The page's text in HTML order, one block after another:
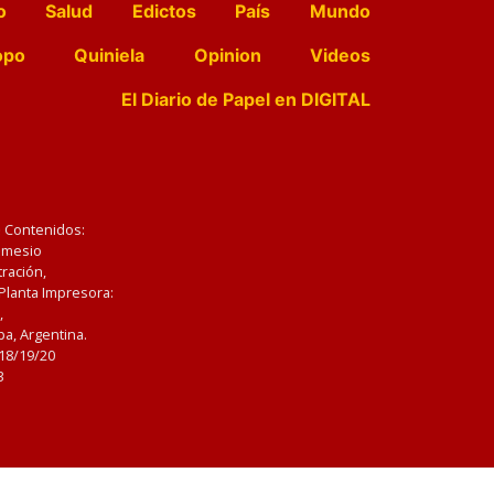
Salud Edictos País
Mundo
Quiniela Opinion
Videos
El Diario de Papel en DIGITAL
Impresora:
Argentina.
19/20